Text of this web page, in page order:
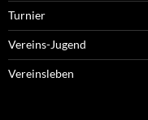
Turnier
Vereins-Jugend
Vereinsleben